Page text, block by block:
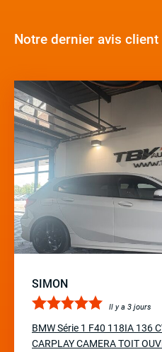
Notre dernier avis client
SIMON
Il y a 3 jours
BMW Série 1 F40 118IA 136
CARPLAY CAMERA TOIT